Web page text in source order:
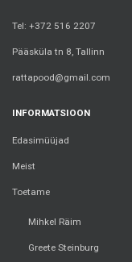
Tel: +372 516 2207
Pääsküla tn 8, Tallinn
rattapood@gmail.com
INFORMATSIOON
Edasimüüjad
Meist
Toetame
Mihkel Räim
Greete Steinburg